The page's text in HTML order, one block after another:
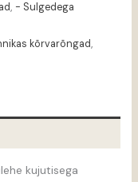
, - Sulgedega
kõrvarõngad,
kujutisega